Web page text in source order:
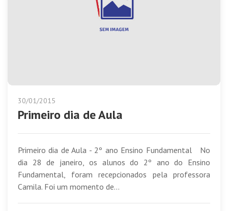
30/01/2015
Primeiro dia de Aula
Primeiro dia de Aula - 2º ano Ensino Fundamental No
dia 28 de janeiro, os alunos do 2º ano do Ensino
Fundamental, foram recepcionados pela professora
Camila. Foi um momento de...